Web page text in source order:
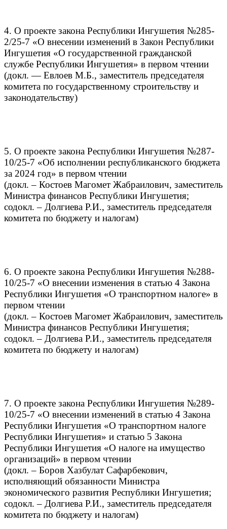
4. О проекте закона Республики Ингушетия №285-
2/25-7 «О внесении изменений в Закон Республики
Ингушетия «О государственной гражданской
службе Республики Ингушетия» в первом чтении
(докл. — Евлоев М.Б., заместитель председателя
комитета по государственному строительству и
законодательству)
5. О проекте закона Республики Ингушетия №287-
10/25-7 «Об исполнении республиканского бюджета
за 2024 год» в первом чтении
(докл. – Костоев Магомет Жабраилович, заместитель
Министра финансов Республики Ингушетия;
содокл. – Долгиева Р.И., заместитель председателя
комитета по бюджету и налогам)
6. О проекте закона Республики Ингушетия №288-
10/25-7 «О внесении изменения в статью 4 Закона
Республики Ингушетия «О транспортном налоге» в
первом чтении
(докл. – Костоев Магомет Жабраилович, заместитель
Министра финансов Республики Ингушетия;
содокл. – Долгиева Р.И., заместитель председателя
комитета по бюджету и налогам)
7. О проекте закона Республики Ингушетия №289-
10/25-7 «О внесении изменений в статью 4 Закона
Республики Ингушетия «О транспортном налоге
Республики Ингушетия» и статью 5 Закона
Республики Ингушетия «О налоге на имущество
организаций» в первом чтении
(докл. – Боров Хазбулат Сафарбекович,
исполняющий обязанности Министра
экономического развития Республики Ингушетия;
содокл. – Долгиева Р.И., заместитель председателя
комитета по бюджету и налогам)